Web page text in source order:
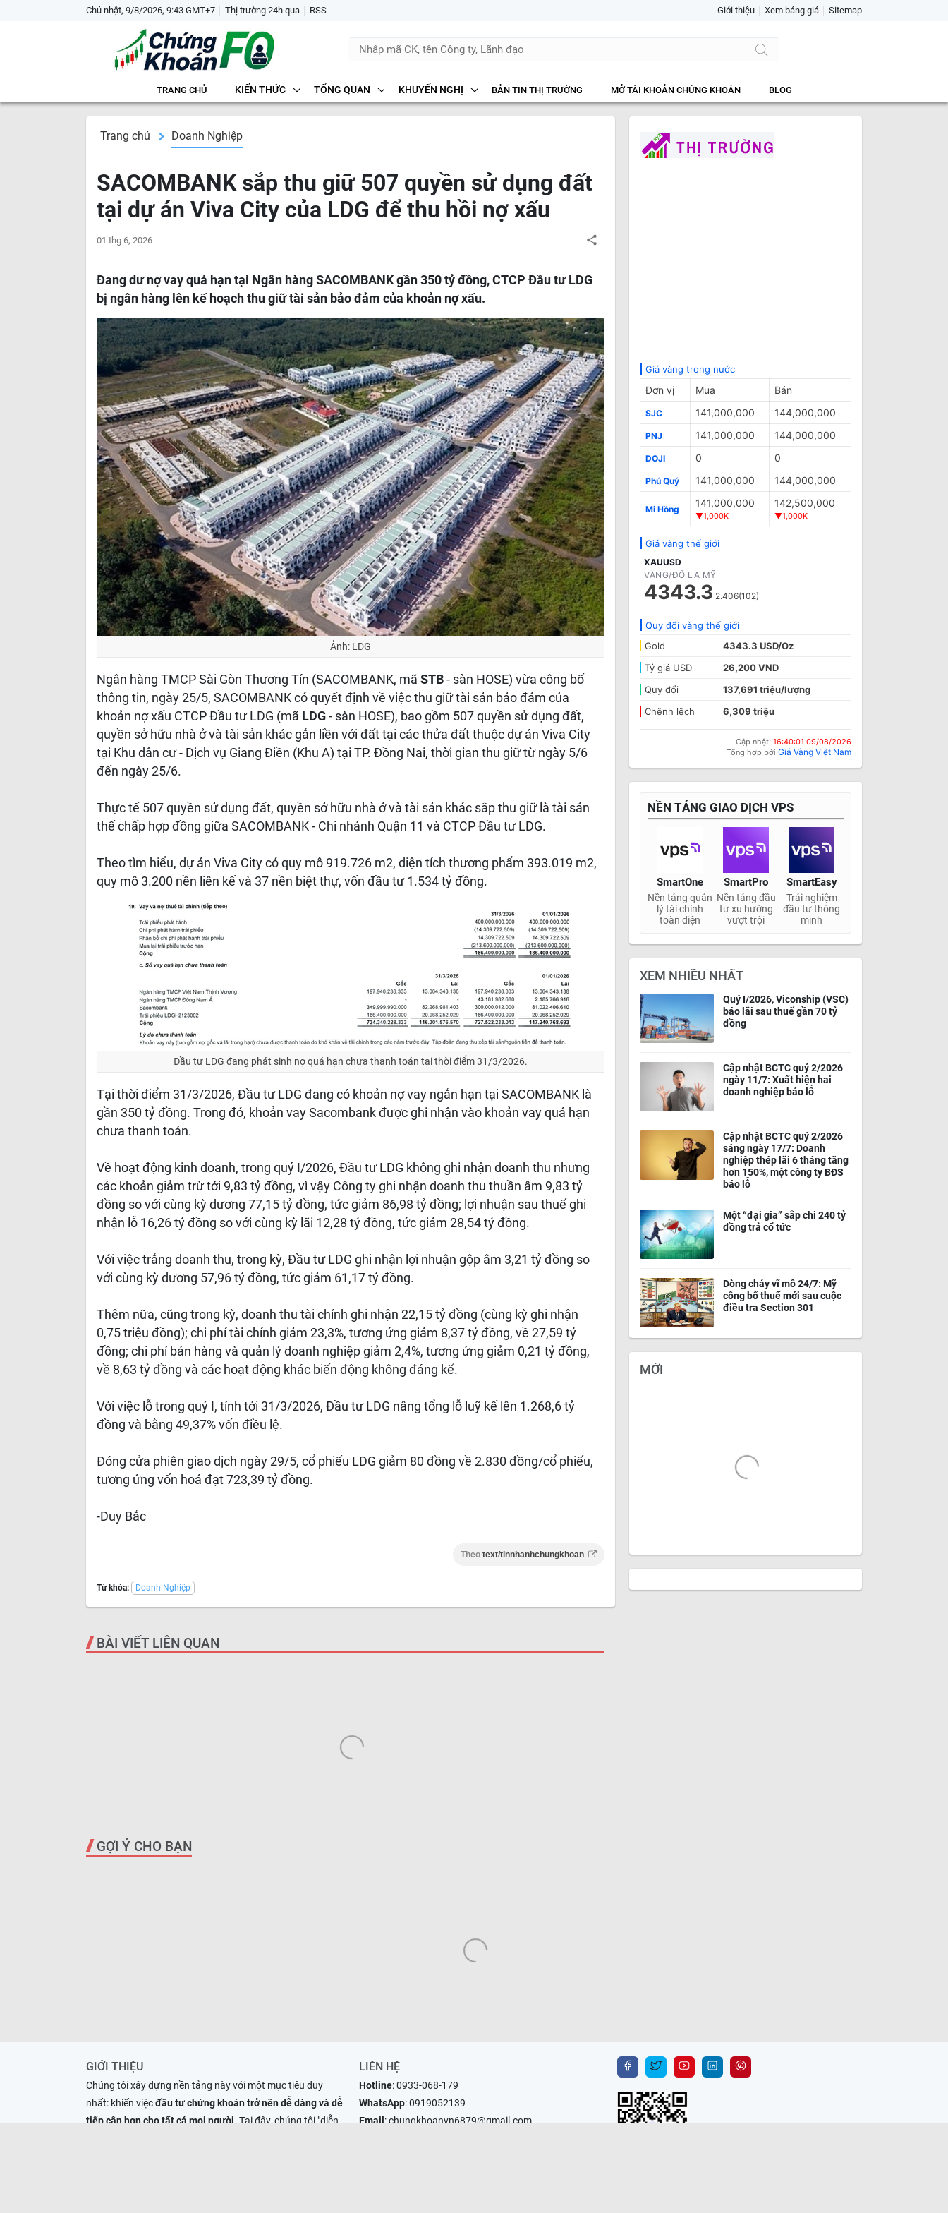
Chủ nhật, 9/8/2026, 9:43 GMT+7 Thị trường 24h qua RSS Giới thiệu Xem bảng giá Sitemap
TRANG CHỦ KIẾN THỨC TỔNG QUAN KHUYẾN NGHỊ BẢN TIN THỊ TRƯỜNG MỞ TÀI KHOẢN CHỨNG KHOÁN BLOG
Trang chủ Doanh Nghiệp
SACOMBANK sắp thu giữ 507 quyền sử dụng đất
tại dự án Viva City của LDG để thu hồi nợ xấu
01 thg 6, 2026
Đang dư nợ vay quá hạn tại Ngân hàng SACOMBANK gần 350 tỷ đồng, CTCP Đầu tư LDG
bị ngân hàng lên kế hoạch thu giữ tài sản bảo đảm của khoản nợ xấu.
Ảnh: LDG
Ngân hàng TMCP Sài Gòn Thương Tín (SACOMBANK, mã STB - sàn HOSE) vừa công bố
thông tin, ngày 25/5, SACOMBANK có quyết định về việc thu giữ tài sản bảo đảm của
khoản nợ xấu CTCP Đầu tư LDG (mã LDG - sàn HOSE), bao gồm 507 quyền sử dụng đất,
quyền sở hữu nhà ở và tài sản khác gắn liền với đất tại các thửa đất thuộc dự án Viva City
tại Khu dân cư - Dịch vụ Giang Điền (Khu A) tại TP. Đồng Nai, thời gian thu giữ từ ngày 5/6
đến ngày 25/6.
Thực tế 507 quyền sử dụng đất, quyền sở hữu nhà ở và tài sản khác sắp thu giữ là tài sản
thế chấp hợp đồng giữa SACOMBANK - Chi nhánh Quận 11 và CTCP Đầu tư LDG.
Theo tìm hiểu, dự án Viva City có quy mô 919.726 m2, diện tích thương phẩm 393.019 m2,
quy mô 3.200 nền liên kế và 37 nền biệt thự, vốn đầu tư 1.534 tỷ đồng.
Đầu tư LDG đang phát sinh nợ quá hạn chưa thanh toán tại thời điểm 31/3/2026.
Tại thời điểm 31/3/2026, Đầu tư LDG đang có khoản nợ vay ngắn hạn tại SACOMBANK là
gần 350 tỷ đồng. Trong đó, khoản vay Sacombank được ghi nhận vào khoản vay quá hạn
chưa thanh toán.
Về hoạt động kinh doanh, trong quý I/2026, Đầu tư LDG không ghi nhận doanh thu nhưng
các khoản giảm trừ tới 9,83 tỷ đồng, vì vậy Công ty ghi nhận doanh thu thuần âm 9,83 tỷ
đồng so với cùng kỳ dương 77,15 tỷ đồng, tức giảm 86,98 tỷ đồng; lợi nhuận sau thuế ghi
nhận lỗ 16,26 tỷ đồng so với cùng kỳ lãi 12,28 tỷ đồng, tức giảm 28,54 tỷ đồng.
Với việc trắng doanh thu, trong kỳ, Đầu tư LDG ghi nhận lợi nhuận gộp âm 3,21 tỷ đồng so
với cùng kỳ dương 57,96 tỷ đồng, tức giảm 61,17 tỷ đồng.
Thêm nữa, cũng trong kỳ, doanh thu tài chính ghi nhận 22,15 tỷ đồng (cùng kỳ ghi nhận
0,75 triệu đồng); chi phí tài chính giảm 23,3%, tương ứng giảm 8,37 tỷ đồng, về 27,59 tỷ
đồng; chi phí bán hàng và quản lý doanh nghiệp giảm 2,4%, tương ứng giảm 0,21 tỷ đồng,
về 8,63 tỷ đồng và các hoạt động khác biến động không đáng kể.
Với việc lỗ trong quý I, tính tới 31/3/2026, Đầu tư LDG nâng tổng lỗ luỹ kế lên 1.268,6 tỷ
đồng và bằng 49,37% vốn điều lệ.
Đóng cửa phiên giao dịch ngày 29/5, cổ phiếu LDG giảm 80 đồng về 2.830 đồng/cổ phiếu,
tương ứng vốn hoá đạt 723,39 tỷ đồng.
-Duy Bắc
Theo text/tinnhanhchungkhoan
Từ khóa: Doanh Nghiệp
BÀI VIẾT LIÊN QUAN
Giá vàng trong nước
Đơn vị Mua Bán
SJC 141,000,000 144,000,000
PNJ 141,000,000 144,000,000
DOJI 0 0
Phú Quý 141,000,000 144,000,000
Mi Hồng
141,000,000
▼1,000K
142,500,000
▼1,000K
Giá vàng thế giới
XAUUSD
VÀNG/ĐÔ LA MỸ
4343.3 2.406(102)
Quy đổi vàng thế giới
Gold
4343.3 USD/Oz
Tỷ giá USD
26,200 VND
Quy đổi
137,691 triệu/lượng
Chênh lệch
6,309 triệu
Cập nhật: 16:40:01 09/08/2026
Tổng hợp bởi Giá Vàng Việt Nam
NỀN TẢNG GIAO DỊCH VPS
SmartOne SmartPro SmartEasy
Nền tảng quản
lý tài chính
toàn diện
Nền tảng đầu
tư xu hướng
vượt trội
Trải nghiệm
đầu tư thông
minh
XEM NHIỀU NHẤT
Quý I/2026, Viconship (VSC)
báo lãi sau thuế gần 70 tỷ
đồng
Cập nhật BCTC quý 2/2026
ngày 11/7: Xuất hiện hai
doanh nghiệp báo lỗ
Cập nhật BCTC quý 2/2026
sáng ngày 17/7: Doanh
nghiệp thép lãi 6 tháng tăng
hơn 150%, một công ty BĐS
báo lỗ
Một “đại gia” sắp chi 240 tỷ
đồng trả cổ tức
Dòng chảy vĩ mô 24/7: Mỹ
công bố thuế mới sau cuộc
điều tra Section 301
MỚI
GỢI Ý CHO BẠN
GIỚI THIỆU
Chúng tôi xây dựng nền tảng này với một mục tiêu duy
nhất: khiến việcđầu tư chứng khoán trở nên dễ dàng và dễ
tiếp cận hơn cho tất cả mọi người . Tại đây, chúng tôi "diễn
LIÊN HỆ
Hotline:0933-068-179
WhatsApp:0919052139
Email:chungkhoanvn6879@gmail.com